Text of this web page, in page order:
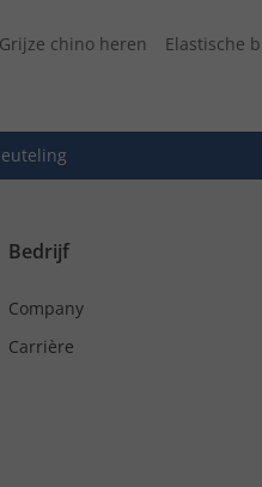
Grijze chino heren Elastische
Bedrijf
Company
Carrière